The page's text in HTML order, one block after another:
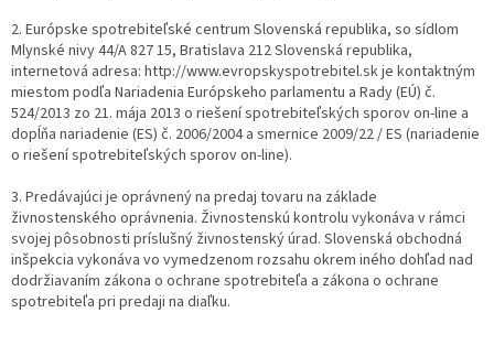
2. Európske spotrebiteľské centrum Slovenská republika, so sídlom
Mlynské nivy 44/A 827 15, Bratislava 212 Slovenská republika,
internetová adresa: http://www.evropskyspotrebitel.sk je kontaktným
miestom podľa Nariadenia Európskeho parlamentu a Rady (EÚ) č.
524/2013 zo 21. mája 2013 o riešení spotrebiteľských sporov on-line a
dopĺňa nariadenie (ES) č. 2006/2004 a smernice 2009/22 / ES (nariadenie
o riešení spotrebiteľských sporov on-line).
3. Predávajúci je oprávnený na predaj tovaru na základe
živnostenského oprávnenia. Živnostenskú kontrolu vykonáva v rámci
svojej pôsobnosti príslušný živnostenský úrad. Slovenská obchodná
inšpekcia vykonáva vo vymedzenom rozsahu okrem iného dohľad nad
dodržiavaním zákona o ochrane spotrebiteľa a zákona o ochrane
spotrebiteľa pri predaji na diaľku.